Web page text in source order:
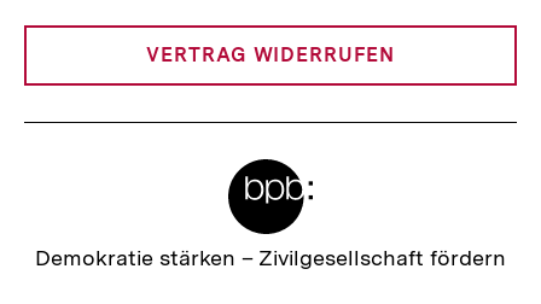
VERTRAG WIDERRUFEN
Zur
Demokratie stärken – Zivilgesellschaft fördern